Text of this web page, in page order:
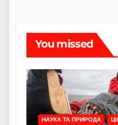
You missed
НАУКА ТА ПРИРОДА